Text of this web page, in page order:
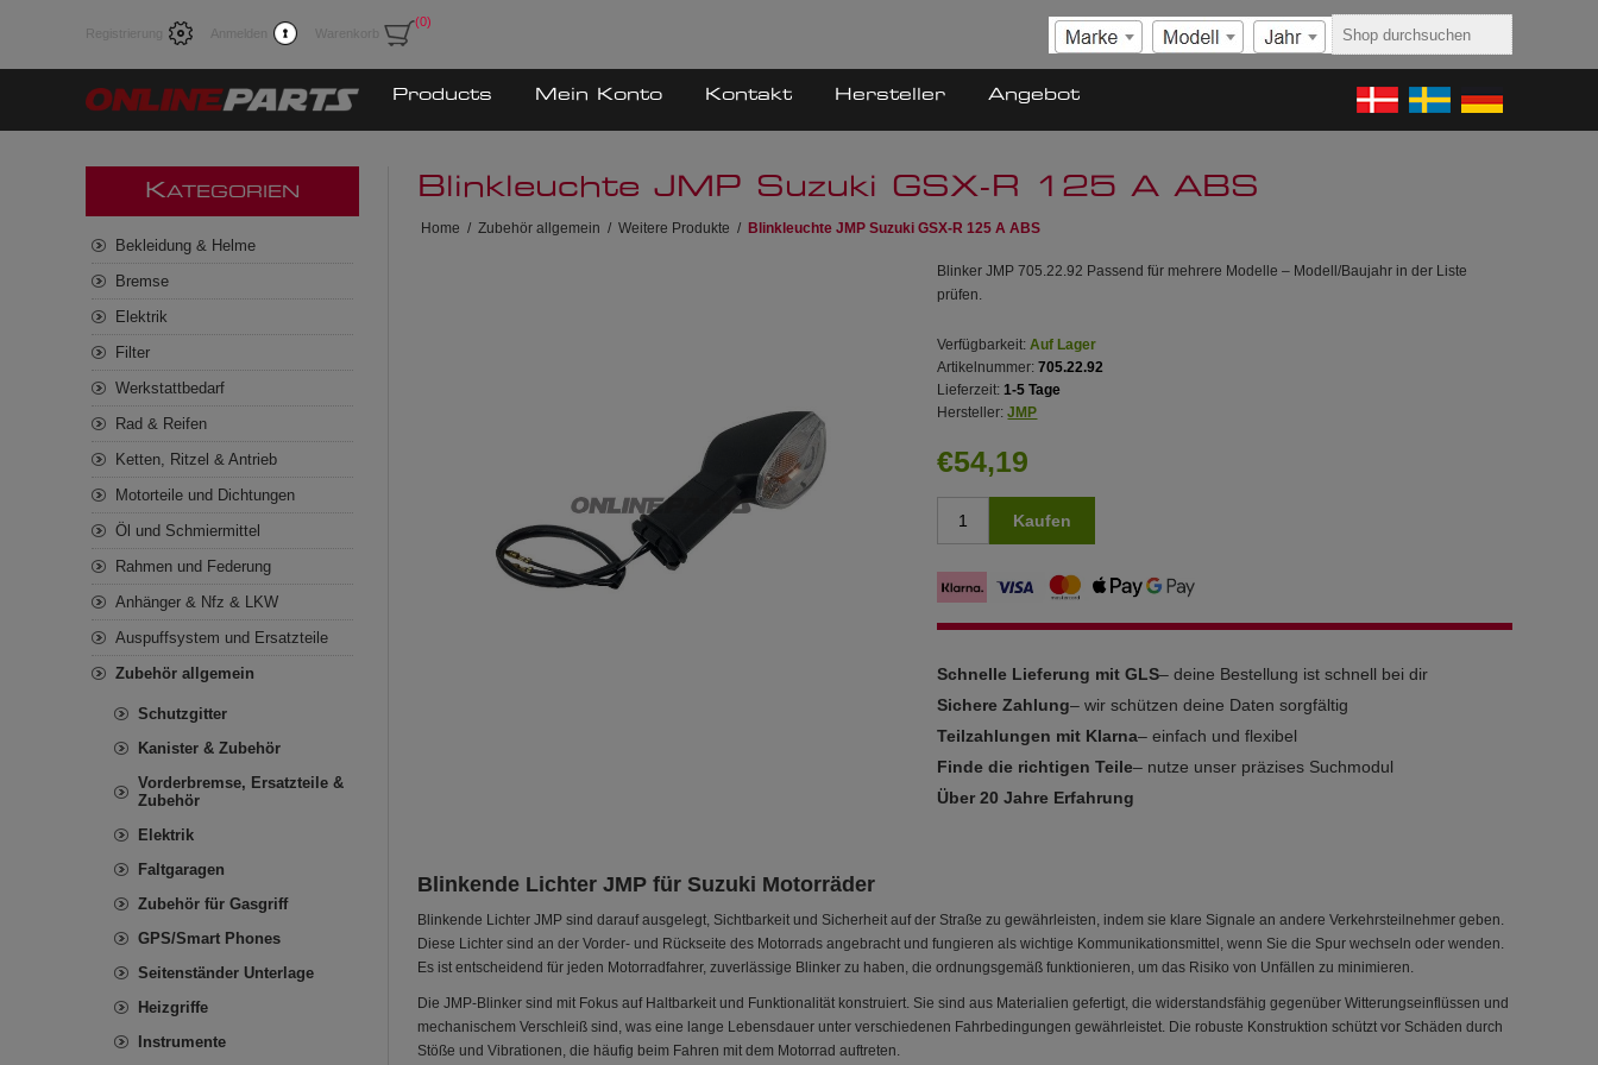
Registrierung Anmelden Warenkorb
(0)
Products Mein Konto Kontakt Hersteller Angebot
Blinkleuchte JMP Suzuki GSX-R 125 A ABS
Home / Zubehör allgemein / Weitere Produkte / Blinkleuchte JMP Suzuki GSX-R 125 A ABS
Blinker JMP 705.22.92 Passend für mehrere Modelle – Modell/Baujahr in der Liste
prüfen.
Verfügbarkeit: Auf Lager
Artikelnummer: 705.22.92
Lieferzeit: 1-5 Tage
Hersteller: JMP
€54,19
Kaufen
Schnelle Lieferung mit GLS– deine Bestellung ist schnell bei dir
Sichere Zahlung– wir schützen deine Daten sorgfältig
Teilzahlungen mit Klarna– einfach und flexibel
Finde die richtigen Teile– nutze unser präzises Suchmodul
Über 20 Jahre Erfahrung
Blinkende Lichter JMP für Suzuki Motorräder
Blinkende Lichter JMP sind darauf ausgelegt, Sichtbarkeit und Sicherheit auf der Straße zu gewährleisten, indem sie klare Signale an andere Verkehrsteilnehmer geben.
Diese Lichter sind an der Vorder- und Rückseite des Motorrads angebracht und fungieren als wichtige Kommunikationsmittel, wenn Sie die Spur wechseln oder wenden.
Es ist entscheidend für jeden Motorradfahrer, zuverlässige Blinker zu haben, die ordnungsgemäß funktionieren, um das Risiko von Unfällen zu minimieren.
Die JMP-Blinker sind mit Fokus auf Haltbarkeit und Funktionalität konstruiert. Sie sind aus Materialien gefertigt, die widerstandsfähig gegenüber Witterungseinflüssen und
mechanischem Verschleiß sind, was eine lange Lebensdauer unter verschiedenen Fahrbedingungen gewährleistet. Die robuste Konstruktion schützt vor Schäden durch
Stöße und Vibrationen, die häufig beim Fahren mit dem Motorrad auftreten.
KATEGORIEN
Bekleidung & Helme
Bremse
Elektrik
Filter
Werkstattbedarf
Rad & Reifen
Ketten, Ritzel & Antrieb
Motorteile und Dichtungen
Öl und Schmiermittel
Rahmen und Federung
Anhänger & Nfz & LKW
Auspuffsystem und Ersatzteile
Zubehör allgemein
Schutzgitter
Kanister & Zubehör
Vorderbremse, Ersatzteile &
Zubehör
Elektrik
Faltgaragen
Zubehör für Gasgriff
GPS/Smart Phones
Seitenständer Unterlage
Heizgriffe
Instrumente